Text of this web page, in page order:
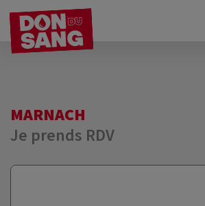
MARNACH
Je prends RDV